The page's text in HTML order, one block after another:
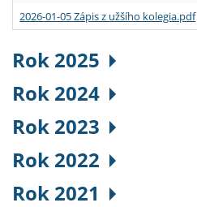
2026-01-05 Zápis z užšího kolegia.pdf
Rok 2025
Rok 2024
Rok 2023
Rok 2022
Rok 2021